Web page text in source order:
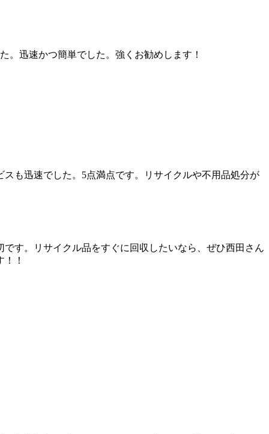
。迅速かつ簡単でした。強くお勧めします！
も迅速でした。5点満点です。リサイクルや不用品処分が
す。リサイクル品をすぐに回収したいなら、ぜひ西田さん
！